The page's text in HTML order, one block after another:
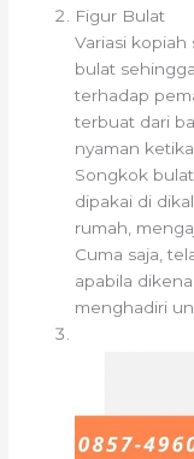
Figur Bulat
Variasi
bulat
terhadap
terbuat dari
nyaman
Songkok
dipakai di
rumah,
Cuma saja,
apabila
menghadiri